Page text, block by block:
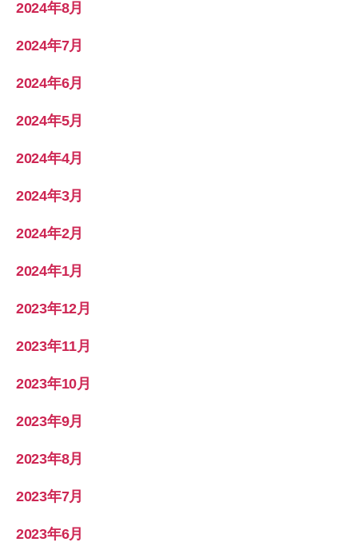
2024年8月
2024年7月
2024年6月
2024年5月
2024年4月
2024年3月
2024年2月
2024年1月
2023年12月
2023年11月
2023年10月
2023年9月
2023年8月
2023年7月
2023年6月